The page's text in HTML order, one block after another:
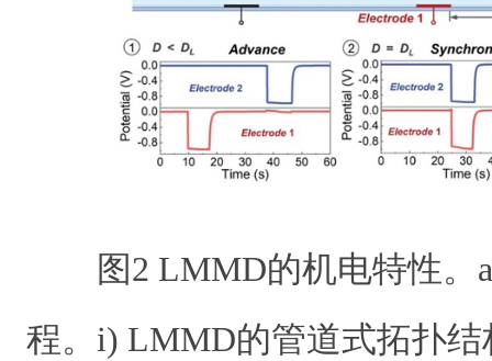
图2 LMMD的机电特性。
程。 i) LMMD的管道式拓扑结